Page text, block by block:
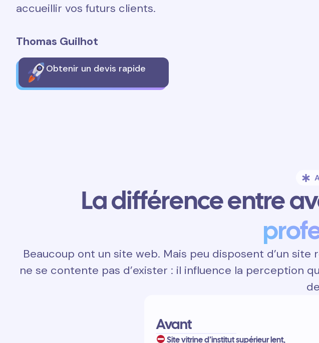
accueillir vos futurs clients.
Thomas Guilhot
Obtenir un devis rapide
La différence entre
Beaucoup ont un site web. Mais peu disposent d’un
ne se contente pas d’exister : il influence la perception
Avant
Site vitrine d’institut supérieur lent,